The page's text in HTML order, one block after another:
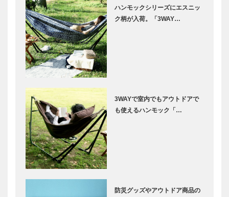
ハンモックシリーズにエスニッ
ク柄が入荷。「3WAY…
3WAYで室内でもアウトドアで
も使えるハンモック「…
防災グッズやアウトドア商品の